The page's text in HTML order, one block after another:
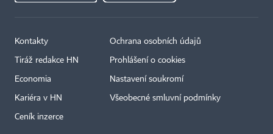
Kontakty
Tiráž redakce HN
Economia
Kariéra v HN
Ceník inzerce
Ochrana osobních údajů
Prohlášení o cookies
Nastavení soukromí
Všeobecné smluvní podmínky